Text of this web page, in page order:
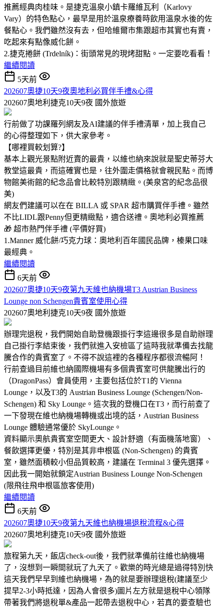
推薦經典肉桂味。是捷克溫泉小鎮卡羅維瓦利（Karlovy
Vary）的特色點心，最早是用於溫泉療養時飲用溫泉水後的佐
餐點心。我們雖然沒有去，但哈維爾市集跟超市其實也有賣，
吃起來有點像威化餅。
2.捷克捲餅 (Trdelník)：街頭常見的現烤甜點。一定要吃看看！
繼續閱讀
5天前
202607奧捷10天9夜奧地利必買伴手禮&心得
202607奧地利捷克10天9夜 國外旅遊
行前做了功課羅列網友及AI建議的伴手禮清單，加上我自己
的心得整理如下，供大家參考。
【哪裡買較划算?】
基本上觀光景點附近賣的最貴，以維也納來說就是聖史蒂芬大
教堂這最貴，而這確實也是，往外圍走價格就會親民點。而博
物館美術館的紀念品會比較特別跟精緻。(美泉宮的紀念品很
美)
網友們建議可以在在 BILLA 或 SPAR 超市購買伴手禮。雖然
不比LIDL跟Penny但更精緻點，適合送禮。奧地利必買推薦
🎁 超市熱門伴手禮 (平價好買)
1.Manner 威化餅/巧克力球：奧地利百年國民品牌，榛果口味
最經典。
繼續閱讀
6天前
202607奧捷10天9夜第九天維也納機場T3 Austrian Business
Lounge non Schengen貴賓室使用心得
202607奧地利捷克10天9夜 國外旅遊
辦理完退稅，我們開始自助登機跟掛行李這邊很多是自助辦理
自己掛行李結束後，我們就進入安檢區了這時我就準備去找龍
騰合作的貴賓室了。不得不說這裡的各種程序都很流暢阿！
行前查過目前維也納國際機場有多個貴賓室可供龍騰出行的
（DragonPass）會員使用，主要包括位於T1的 Vienna
Lounge，以及T3的 Austrian Business Lounge (Schengen/Non-
Schengen) 和 Sky Lounge。這次我的登機口在T3，而行前查了
一下發現在維也納機場轉機或出境的話，Austrian Business
Lounge 體驗通常優於 SkyLounge。
資料顯示奧航貴賓室空間更大、設計舒適（有面機落地窗）、
餐飲選擇更優，特別是其非申根區 (Non-Schengen) 的貴賓
室，雖然面積較小但品質較高，建議在 Terminal 3 優先選擇。
因此我一開始就鎖定Austrian Business Lounge Non-Schengen
(限飛往飛申根區旅客使用)
繼續閱讀
6天前
202607奧捷10天9夜第九天維也納機場退稅流程&心得
202607奧地利捷克10天9夜 國外旅遊
旅程第九天，飯店check-out後，我們就準備前往維也納機場
了，沒想到一瞬間就玩了九天了。歡樂的時光總是過得特別快
這天我們早早到維也納機場，為的就是要辦理退稅(建議至少
提早2-3小時抵達，因為人會很多)圖片左方就是退稅中心領隊
帶著我們將退稅單&產品一起帶去退稅中心，若真的要查驗也